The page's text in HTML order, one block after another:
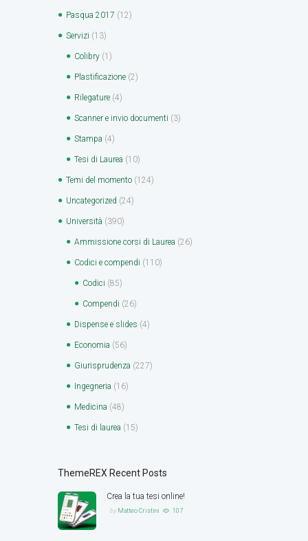
Pasqua 2017 (12)
Servizi (13)
Colibry (1)
Plastificazione (2)
Rilegature (4)
Scanner e invio documenti (3)
Stampa (4)
Tesi di Laurea (10)
Temi del momento (124)
Uncategorized (24)
Università (390)
Ammissione corsi di Laurea (26)
Codici e compendi (110)
Codici (85)
Compendi (26)
Dispense e slides (4)
Economia (56)
Giurisprudenza (227)
Ingegneria (16)
Medicina (48)
Tesi di laurea (15)
ThemeREX Recent Posts
Crea la tua tesi online!
by Matteo Cristini 107